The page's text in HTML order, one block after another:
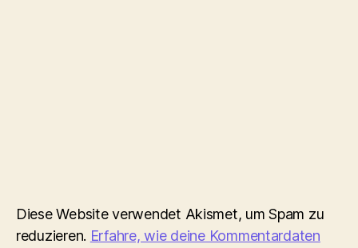
Diese Website verwendet Akismet, um Spam zu
reduzieren. Erfahre, wie deine Kommentardaten